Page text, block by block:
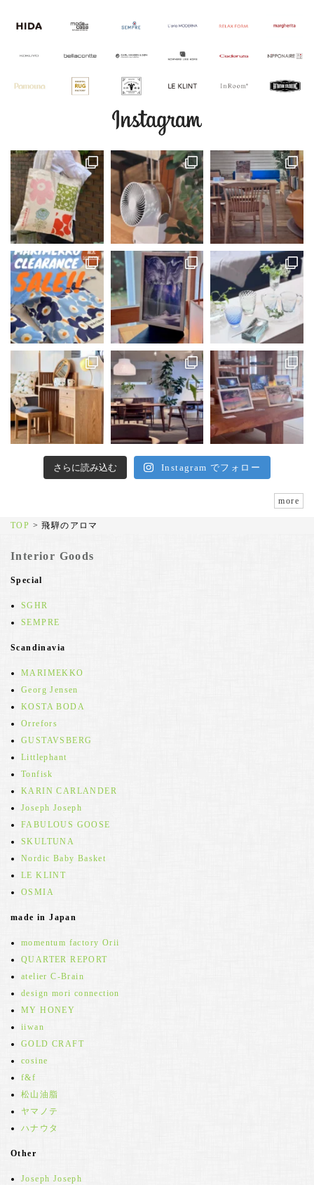
さらに読み込む Instagram でフォロー
more
TOP >飛騨のアロマ
Interior Goods
Special
SGHR
SEMPRE
Scandinavia
MARIMEKKO
Georg Jensen
KOSTA BODA
Orrefors
GUSTAVSBERG
Littlephant
Tonfisk
KARIN CARLANDER
Joseph Joseph
FABULOUS GOOSE
SKULTUNA
Nordic Baby Basket
LE KLINT
OSMIA
made in Japan
momentum factory Orii
QUARTER REPORT
atelier C-Brain
design mori connection
MY HONEY
iiwan
GOLD CRAFT
cosine
f&f
松山油脂
ヤマノテ
ハナウタ
Other
Joseph Joseph